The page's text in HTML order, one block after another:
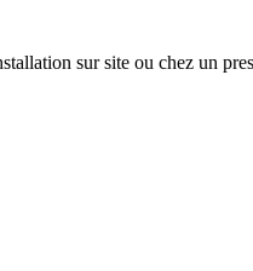
sur site ou chez un